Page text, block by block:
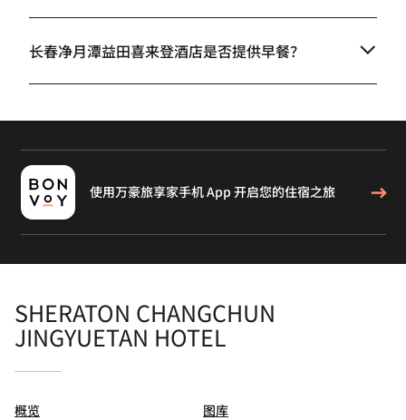
长春净月潭益田喜来登酒店是否提供早餐？
使用万豪旅享家手机 App 开启您的住宿之旅
SHERATON CHANGCHUN
JINGYUETAN HOTEL
概览
图库